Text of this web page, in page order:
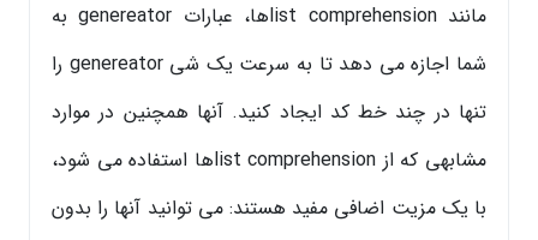
مانند list comprehensionها، عبارات genereator به
شما اجازه می دهد تا به سرعت یک شی genereator را
تنها در چند خط کد ایجاد کنید. آنها همچنین در موارد
مشابهی که از list comprehensionها استفاده می شود،
با یک مزیت اضافی مفید هستند: می توانید آنها را بدون